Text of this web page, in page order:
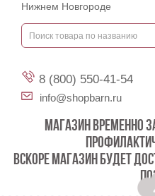
Нижнем Новгороде
8 (800) 550-41-54
info@shopbarn.ru
МАГАЗИН ВРЕМЕННО
ВСКОРЕ МАГАЗИН БУДЕТ